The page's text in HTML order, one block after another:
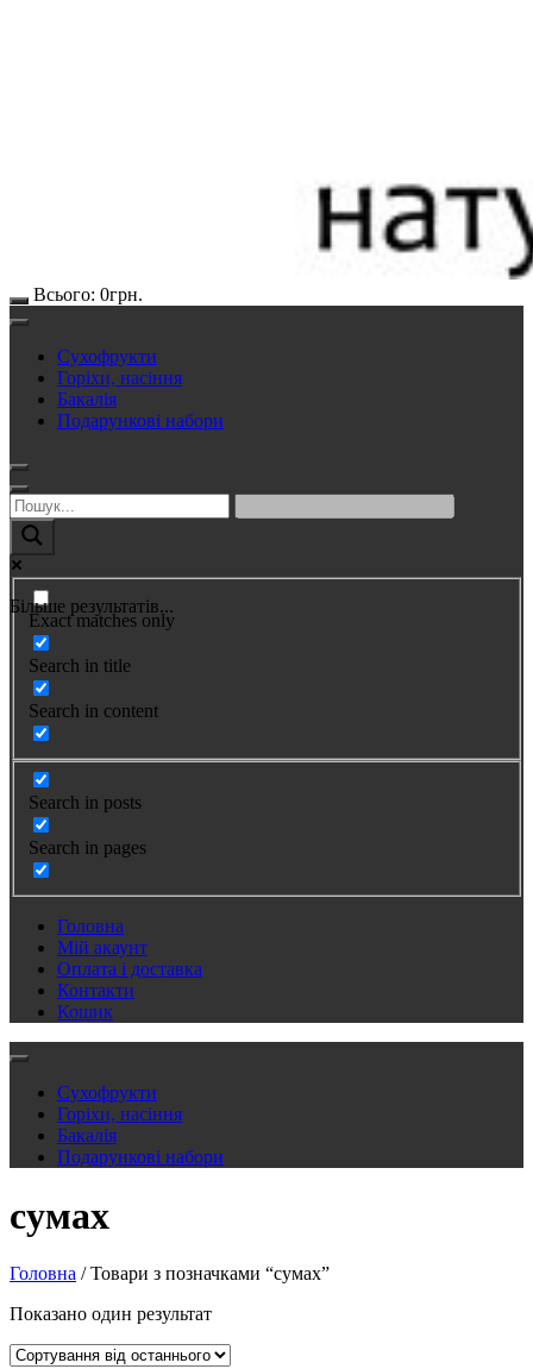
Всього: 0грн.
Сухофрукти
Горіхи, насіння
Бакалія
Подарункові набори
Більше результатів...
Exact matches only
Search in title
Search in content
Search in posts
Search in pages
Головна
Мій акаунт
Оплата і доставка
Контакти
Кошик
Сухофрукти
Горіхи, насіння
Бакалія
Подарункові набори
сумах
Головна / Товари з позначками “сумах”
Показано один результат